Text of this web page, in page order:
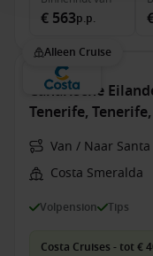
€ 563p.p.
Alleen Cruise
Canarische
Tenerife,
Van / Naar
Costa Smeralda
Volpension Tips
Costa Cruises - tot €